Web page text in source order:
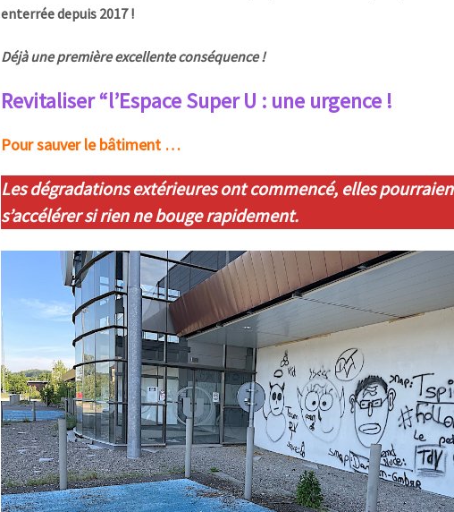
enterrée depuis 2017 !
Déjà une première excellente conséquence !
Revitaliser “l’Espace Super U : une urgence !
Pour sauver le bâtiment …
Les dégradations extérieures ont commencé, elles
s’accélérer si rien ne bouge rapidement.